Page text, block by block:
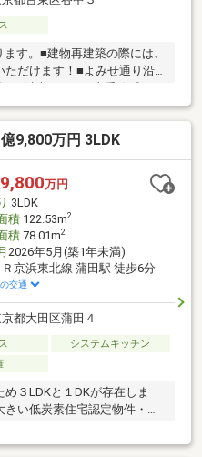
す。■建物再建築の際には、
ただけます！■よみせ通り沿
分！！※新地代について：固
額）の12分の1が月額地代と
て：建築する建物の建築確
の場合：12万円／坪、非堅
です。
9,800万円 3LDK
万円
3LDK
積122.53m2
積78.01m2
2026年5月(築1年未満)
Ｒ京浜東北線 蒲田駅 徒歩6分
交通
都大田区蒲田４
システムキッチン
め３LDKと１DKが存在しま
い低炭素住宅認定物件・積
ズ（周辺について）・本物
線、京急空港線、東急池上